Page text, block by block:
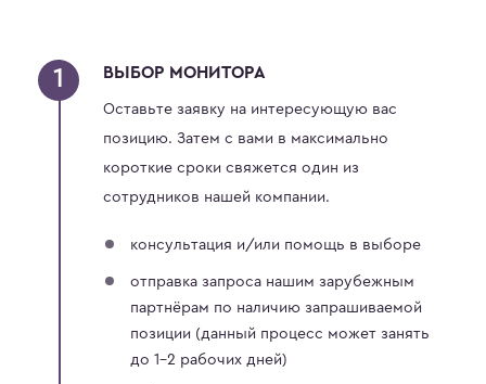
ВЫБОР МОНИТОРА
Оставьте заявку на интересующую вас
позицию. Затем с вами в максимально
короткие сроки свяжется один из
сотрудников нашей компании.
консультация и/или помощь в выборе
отправка запроса нашим зарубежным
партнёрам по наличию запрашиваемой
позиции (данный процесс может занять
до 1-2 рабочих дней)